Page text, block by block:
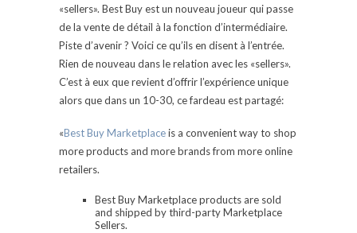
«sellers». Best Buy est un nouveau joueur qui passe
de la vente de détail à la fonction d’intermédiaire.
Piste d’avenir ? Voici ce qu’ils en disent à l’entrée.
Rien de nouveau dans le relation avec les «sellers».
C’est à eux que revient d’offrir l’expérience unique
alors que dans un 10-30, ce fardeau est partagé:
«Best Buy Marketplaceis a convenient way to shop
more products and more brands from more online
retailers.
Best Buy Marketplace products are sold
and shipped by third-party Marketplace
Sellers.